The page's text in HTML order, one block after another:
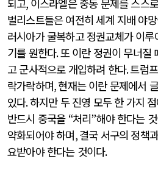
되고, 이스라엘은 중동 문제를 스스
벌리스트들은 여전히 세계 지배 야
러시아가 굴복하고 정권교체가 이
기를 원한다.또 이란 정권이 무너질
고 군사적으로 개입하려 한다.트럼
락가락하며,현재는 이란 문제에서
있다.하지만 두 진영 모두 한 가지
반드시 중국을 “처리”해야 한다는
약화되어야 하며,결국 서구의 정책
요받아야 한다는 것이다.